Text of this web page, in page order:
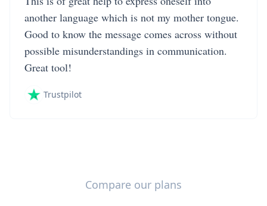
another language which is not my mother tongue.
Good to know the message comes across without
possible misunderstandings in communication.
Great tool!
Trustpilot
Compare our plans